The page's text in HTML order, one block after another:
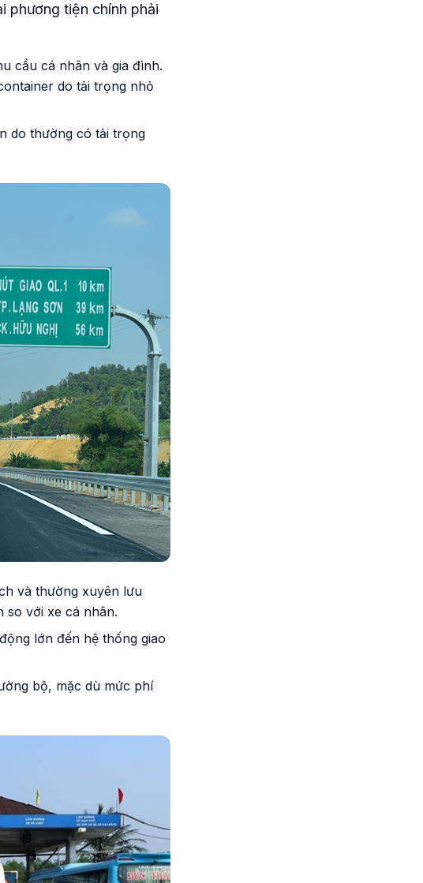
phương tiện chính phải
cầu cá nhân và gia đình.
do tải trọng nhỏ
do thường có tải trọng
và thường xuyên lưu
so với xe cá nhân.
lớn đến hệ thống giao
bộ, mặc dù mức phí